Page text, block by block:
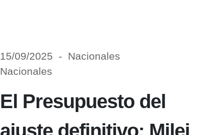
15/09/2025 - Nacionales
Nacionales
El Presupuesto del
ajuste definitivo: Milei